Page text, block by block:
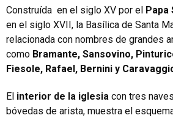
Construída en el siglo XV por el Papa
en el siglo XVII, la Basílica de Santa
relacionada con nombres de grandes
como Bramante, Sansovino,
Fiesole, Rafael, Bernini y
El interior de la iglesia con tres
bóvedas de arista, muestra el